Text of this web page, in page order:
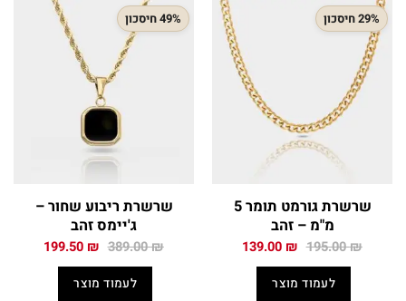
29% חיסכון
שרשרת גורמט תומר 5
מ"מ – זהב
195.00₪ המחיר
195.00 ₪.
139.00 ₪ המחיר
לעמוד מוצר
49% חיסכון
שרשרת ריבוע שחור –
ג'יימס זהב
389.00₪ המחיר
389.00 ₪.
199.50 ₪ המחיר
לעמוד מוצר